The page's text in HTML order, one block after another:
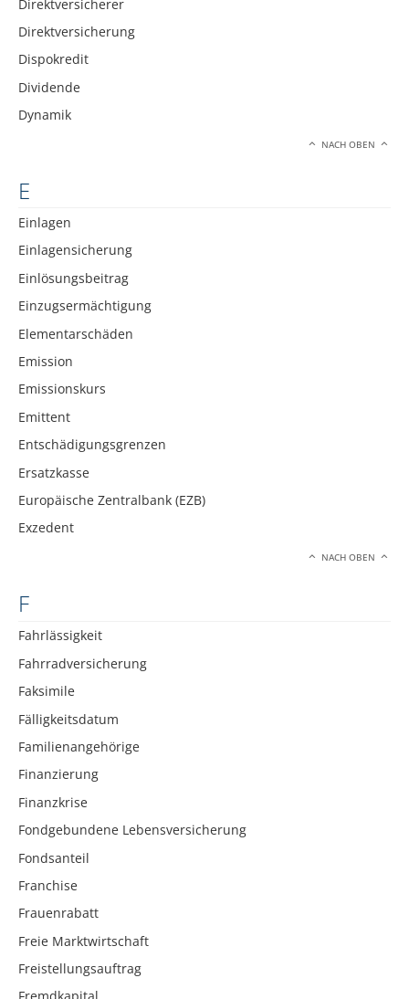
Direktversicherer
Direktversicherung
Dispokredit
Dividende
Dynamik
NACH OBEN
E
Einlagen
Einlagensicherung
Einlösungsbeitrag
Einzugsermächtigung
Elementarschäden
Emission
Emissionskurs
Emittent
Entschädigungsgrenzen
Ersatzkasse
Europäische Zentralbank (EZB)
Exzedent
NACH OBEN
F
Fahrlässigkeit
Fahrradversicherung
Faksimile
Fälligkeitsdatum
Familienangehörige
Finanzierung
Finanzkrise
Fondgebundene Lebensversicherung
Fondsanteil
Franchise
Frauenrabatt
Freie Marktwirtschaft
Freistellungsauftrag